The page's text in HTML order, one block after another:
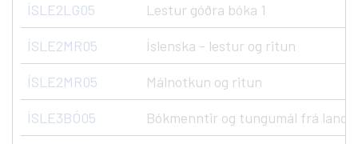
ÍSLE2LG05 Lestur góðra bóka 1
ÍSLE2MR05 Íslenska - lestur og ritun
ÍSLE2MR05 Málnotkun og ritun
ÍSLE3BÓ05 Bókmenntir og tungumál frá